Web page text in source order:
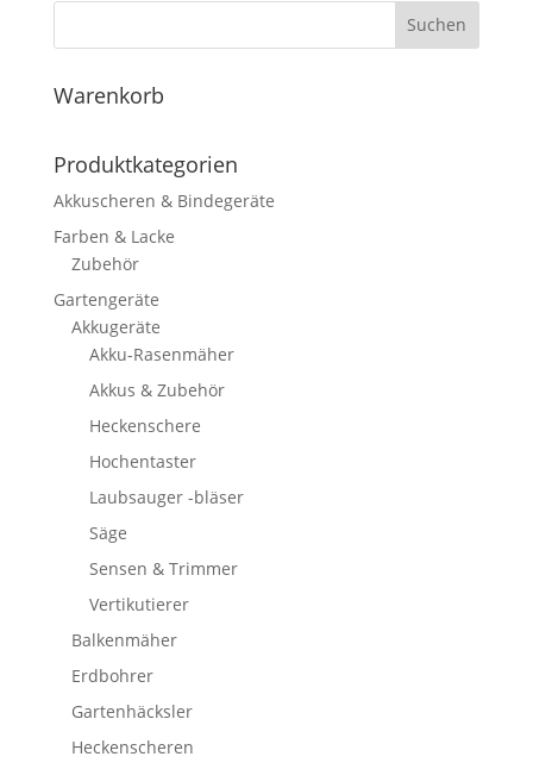
Suchen
Warenkorb
Produktkategorien
Akkuscheren & Bindegeräte
Farben & Lacke
Zubehör
Gartengeräte
Akkugeräte
Akku-Rasenmäher
Akkus & Zubehör
Heckenschere
Hochentaster
Laubsauger -bläser
Säge
Sensen & Trimmer
Vertikutierer
Balkenmäher
Erdbohrer
Gartenhäcksler
Heckenscheren